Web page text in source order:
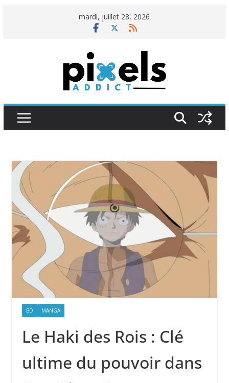
mardi, juillet 28, 2026
BD MANGA
Le Haki des Rois : Clé
ultime du pouvoir dans